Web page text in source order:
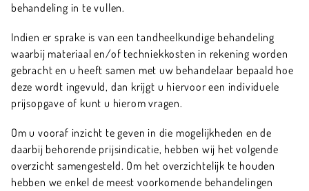
behandeling in te vullen.
Indien er sprake is van een tandheelkundige behandeling
waarbij materiaal en/of techniekkosten in rekening worden
gebracht en u heeft samen met uw behandelaar bepaald hoe
deze wordt ingevuld, dan krijgt u hiervoor een individuele
prijsopgave of kunt u hierom vragen.
Om u vooraf inzicht te geven in die mogelijkheden en de
daarbij behorende prijsindicatie, hebben wij het volgende
overzicht samengesteld. Om het overzichtelijk te houden
hebben we enkel de meest voorkomende behandelingen